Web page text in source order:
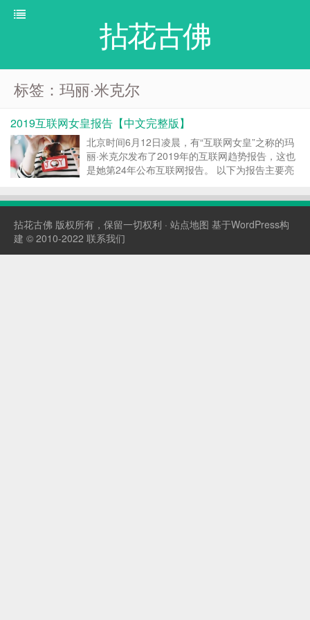
拈花古佛
标签：玛丽·米克尔
2019互联网女皇报告【中文完整版】
北京时间6月12日凌晨，有“互联网女皇”之称的玛
丽·米克尔发布了2019年的互联网趋势报告，这也
是她第24年公布互联网报告。 以下为报告主要亮
示，全球互联网用户增长为6%，2017年的数据为
拈花古佛 版权所有，保留一切权利 · 站点地图 基于WordPress构
建 © 2010-2022 联系我们